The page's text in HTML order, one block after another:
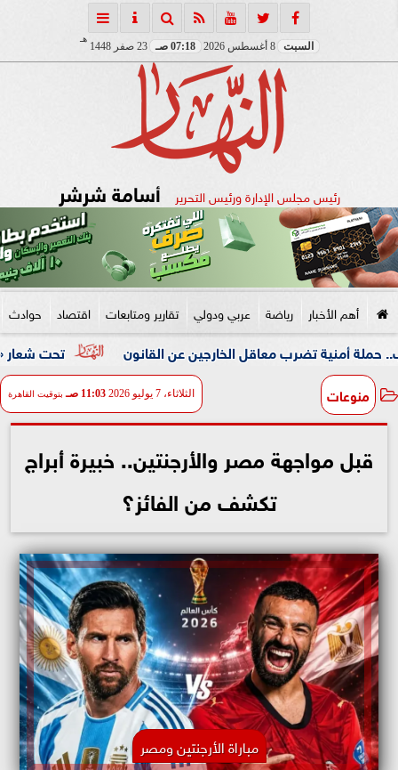
السبت 8 أغسطس 2026 07:18 صـ 23 صفر 1448
هـ
رئيس مجلس الإدارة ورئيس التحرير أسامة شرشر
أهم الأخبار رياضة عربي ودولي تقارير ومتابعات اقتصاد حوادث
تحت شعار «خدمة بيوت تضرب معاقل الخارجين عن القانون
منوعات الثلاثاء، 7 يوليو 2026 11:03 صـ بتوقيت القاهرة
قبل مواجهة مصر والأرجنتين.. خبيرة أبراج
تكشف من الفائز؟
مباراة الأرجنتين ومصر